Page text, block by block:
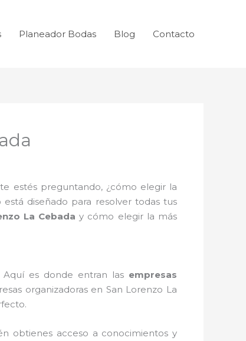
Planeador Bodas Blog Contacto
estés preguntando, ¿cómo elegir la
diseñado para resolver todas tus
La Cebada y cómo elegir la más
es donde entran las empresas
organizadoras en San Lorenzo La
obtienes acceso a conocimientos y